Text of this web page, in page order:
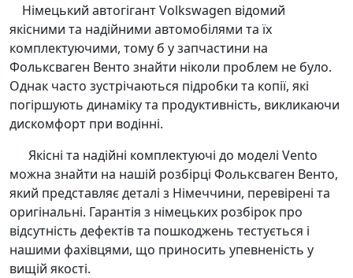
Німецький автогігант Volkswagen відомий
якісними та надійними автомобілями та їх
комплектуючими, тому б у запчастини на
Фольксваген Венто знайти ніколи проблем не було.
Однак часто зустрічаються підробки та копії, які
погіршують динаміку та продуктивність, викликаючи
дискомфорт при водінні.
Якісні та надійні комплектуючі до моделі Vento
можна знайти на нашій розбірці Фольксваген Венто,
який представляє деталі з Німеччини, перевірені та
оригінальні. Гарантія з німецьких розбірок про
відсутність дефектів та пошкоджень тестується і
нашими фахівцями, що приносить упевненість у
вищій якості.